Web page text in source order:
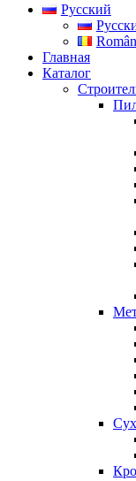
Русский
Главная
Каталог